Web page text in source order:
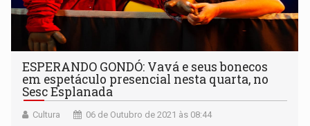
ESPERANDO GONDÓ: Vavá e seus bonecos
em espetáculo presencial nesta quarta, no
Sesc Esplanada
Cultura 06 de Outubro de 2021 às 08:44